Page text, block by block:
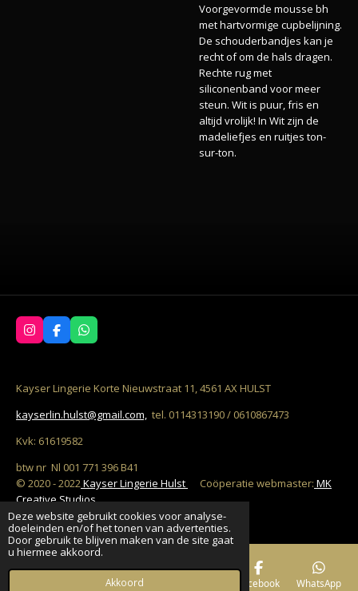
Deze website gebruikt cookies voor analyse-
doeleinden en/of het tonen van advertenties.
Door gebruik te blijven maken van de site gaat
u hiermee akkoord.
Akkoord
Voorgevormde mousse bh
met hartvormige cupbelijning.
De schouderbandjes kan je
recht of om de hals dragen.
Rechte rug met
siliconenband voor meer
steun. Wit is puur, fris en
altijd vrolijk! In Wit zijn de
madeliefjes en ruitjes ton-
sur-ton.
I
n
g
a
F
a
b
o
k
W
h
s
A
p
Kayser Lingerie Korte Nieuwstraat 11, 4561 AX HULST
kayserlin.hulst@gmail.com, tel. 0114313190 / 0610867473
Kvk: 61619582
btw nr Nl 001 771 396 B41
© 2020 - 2022Kayser Lingerie Hulst Coöperatie webmaster: MK
Creative Studios
Powered byJouwWeb
Telefoonnummer Facebook WhatsApp